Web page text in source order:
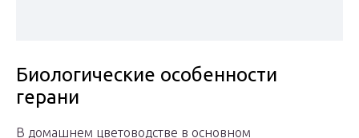
Биологические особенности
герани
В домашнем цветоводстве в основном